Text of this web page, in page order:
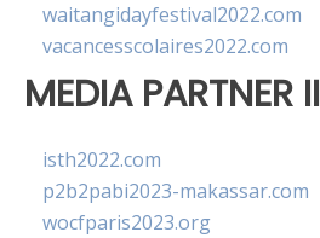
waitangidayfestival2022.com
vacancesscolaires2022.com
MEDIA PARTNER II
isth2022.com
p2b2pabi2023-makassar.com
wocfparis2023.org